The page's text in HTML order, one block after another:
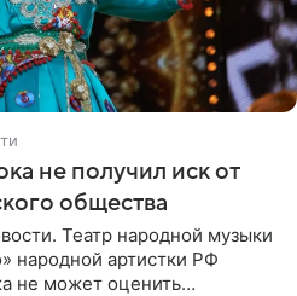
не получил иск от
общества
Театр народной музыки
народной артистки РФ
не может оценить